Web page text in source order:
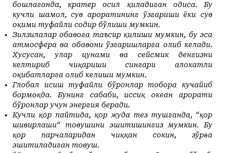
бошлаганда, кратер ҳосил қиладиган ҳодиса. Бу
кучли шамол, сув ҳароратининг ўзгариши ёки сув
оқими туфайли содир бўлиши мумкин.
Зилзилалар обҳавога таъсир қилиши мумкин, бу эса
атмосфера ва обҳавони ўзгаришларга олиб келади.
Хусусан, улар цунами ва сейсмик денгизни
келтириб чиқариши сингари ҳалокатли
оқибатларга олиб келиши мумкин.
Глобал исиш туфайли бўронлар тобора кучайиб
бормоқда. Бунинг сабаби, иссиқ океан ҳарорати
бўронлар учун энергия беради.
Кучли қор пайтида, қор жуда тез тушганда, “қор
шивирлаши“ товушини эшитишингиз мумкин. Бу
қор парчаларидан чиққан сокин, зўрға
эшитиладиган товуш.